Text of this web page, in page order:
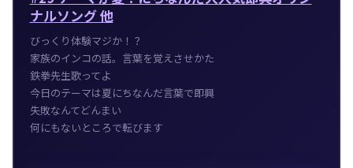
ナルソング 他
びっくり体験マジか！？
家族のインコの話。言葉を覚えさせかた
鉄拳先生歌ってよ
今日のテーマは夏にちなんだ言葉で即興
失敗なんてどんまい
何にもないところで転びます